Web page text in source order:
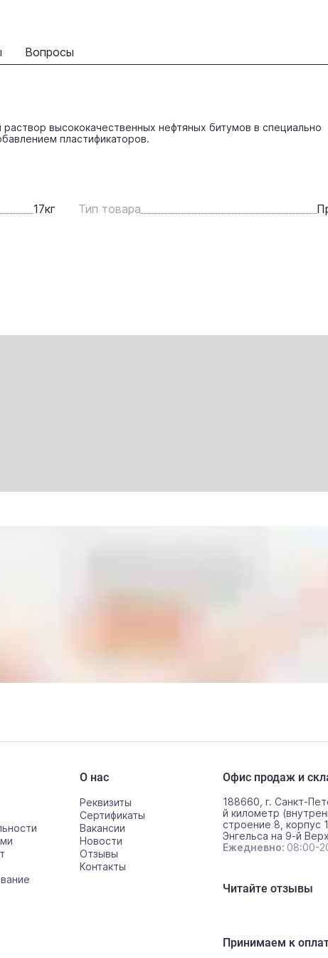
Вопросы
высококачественных нефтяных битумов в специально
пластификаторов.
17кг Тип товара
О нас
Реквизиты
Сертификаты
Вакансии
Новости
Отзывы
Контакты
Офис продаж и
188660, г. Санкт-
й километр
строение 8, корпус
Энгельса на 9-й
Ежедневно: 08:00-
Читайте отзывы
Принимаем к